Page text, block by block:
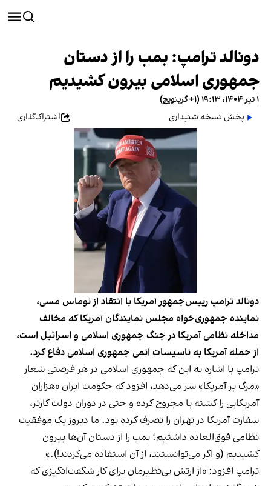
دونالد ترامپ: بمب را از دستان
جمهوری اسلامی بیرون کشیدیم
۱ تیر ۱۴۰۴، ۱۹:۱۳ (‎+۱ گرینویچ)
پخش نسخه شنیداری
اشتراک‌گذاری
دونالد ترامپ رییس‌جمهور آمریکا با انتقاد از توماس مسی،
نماینده جمهوری‌خواه مجلس نمایندگان آمریکا که مخالف
مداخله نظامی آمریکا در جنگ جمهوری اسلامی و اسرائیل است،
از حمله آمریکا به تاسیسات اتمی جمهوری اسلامی دفاع کرد.
ترامپ با اشاره به این که جمهوری اسلامی در هر فرصتی شعار
«مرگ بر آمریکا» سر می‌دهد، افزود که حکومت ایران «هزاران
آمریکایی را کشته یا مجروح کرده و حتی در دوران دولت کارتر،
سفارت آمریکا در تهران را تصرف کرده بود. ما دیروز یک موفقیت
نظامی فوق‌العاده داشتیم؛ بمب را از دستان آن‌ها بیرون
کشیدیم (و اگر می‌توانستند، از آن استفاده می‌کردند!).»
ترامپ افزود: «از ارتش بی‌نظیرمان برای کار شگفت‌انگیزی که